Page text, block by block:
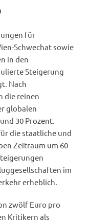
für
Schwechat sowie
in den
Steigerung
Nach
die reinen
globalen
30 Prozent.
die staatliche und
Zeitraum um 60
im
erheblich.
zwölf Euro pro
Kritikern als